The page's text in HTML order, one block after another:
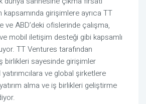
kapsamında girişimlere ayrıca TT
ve ABD’deki ofislerinde çalışma,
mobil iletişim desteği gibi kapsamlı
TT Ventures tarafından
birlikleri sayesinde girişimler
ve global şirketlere
alma ve iş birlikleri geliştirme